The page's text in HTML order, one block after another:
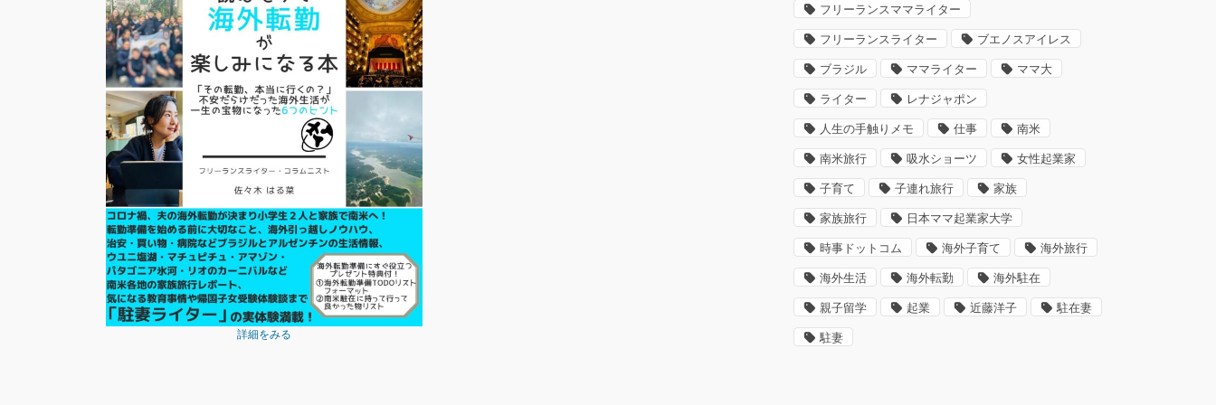
詳細をみる
フリーランスママライター
フリーランスライター ブエノスアイレス
ブラジル ママライター ママ大
ライター レナジャポン
人生の手触りメモ 仕事 南米
南米旅行 吸水ショーツ 女性起業家
子育て 子連れ旅行 家族
家族旅行 日本ママ起業家大学
時事ドットコム 海外子育て 海外旅行
海外生活 海外転勤 海外駐在
親子留学 起業 近藤洋子 駐在妻
駐妻